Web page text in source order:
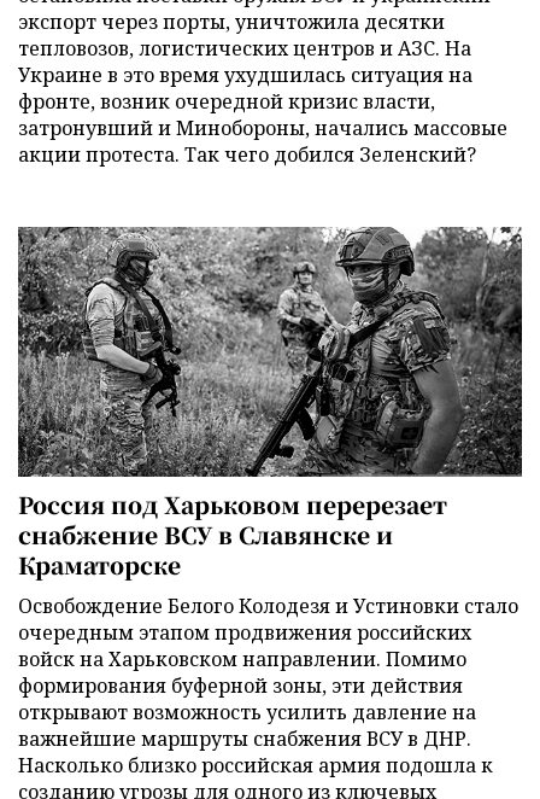
экспорт через порты, уничтожила десятки
тепловозов, логистических центров и АЗС. На
Украине в это время ухудшилась ситуация на
фронте, возник очередной кризис власти,
затронувший и Минобороны, начались массовые
акции протеста. Так чего добился Зеленский?
Россия под Харьковом перерезает
снабжение ВСУ в Славянске и
Краматорске
Освобождение Белого Колодезя и Устиновки стало
очередным этапом продвижения российских
войск на Харьковском направлении. Помимо
формирования буферной зоны, эти действия
открывают возможность усилить давление на
важнейшие маршруты снабжения ВСУ в ДНР.
Насколько близко российская армия подошла к
созданию угрозы для одного из ключевых